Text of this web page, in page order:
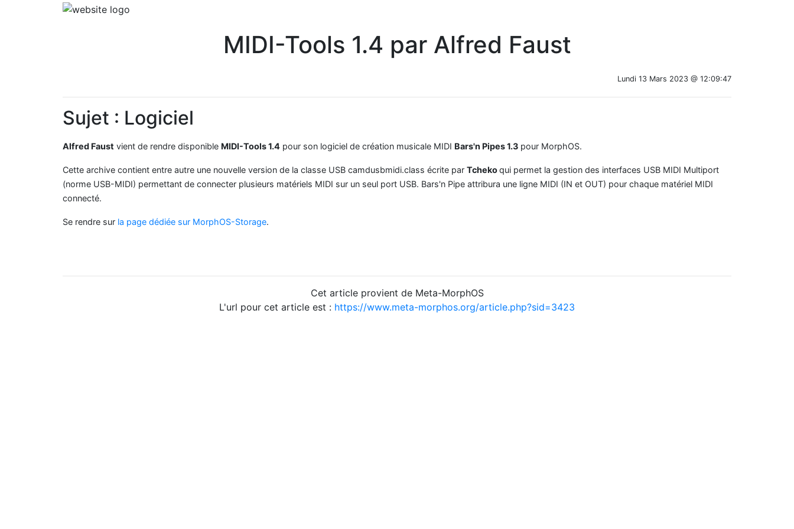
MIDI-Tools 1.4 par Alfred Faust
Lundi 13 Mars 2023 @ 12:09:47
Sujet : Logiciel
Alfred Faust vient de rendre disponible MIDI-Tools 1.4 pour son logiciel de création musicale MIDI Bars'n Pipes 1.3 pour MorphOS.
Cette archive contient entre autre une nouvelle version de la classe USB camdusbmidi.class écrite par Tchekoqui permet la gestion des interfaces USB MIDI Multiport
(norme USB-MIDI) permettant de connecter plusieurs matériels MIDI sur un seul port USB. Bars'n Pipe attribura une ligne MIDI (IN et OUT) pour chaque matériel MIDI
connecté.
Se rendre sur la page dédiée sur MorphOS-Storage.
Cet article provient de Meta-MorphOS
L'url pour cet article est : https://www.meta-morphos.org/article.php?sid=3423